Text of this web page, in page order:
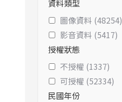
資料類型
圖像資料 (48254)
影音資料 (5417)
授權狀態
不授權 (1337)
可授權 (52334)
民國年份